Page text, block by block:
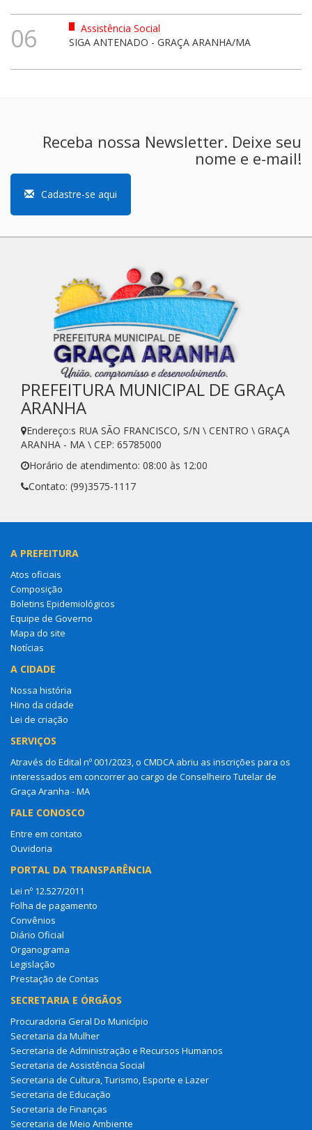
06
Assistência Social
SIGA ANTENADO - GRAÇA ARANHA/MA
Receba nossa Newsletter. Deixe seu
nome e e-mail!
Cadastre-se aqui
PREFEITURA MUNICIPAL DE GRAçA
ARANHA
Endereço:s RUA SÃO FRANCISCO, S/N \ CENTRO \ GRAÇA
ARANHA - MA \ CEP: 65785000
Horário de atendimento: 08:00 às 12:00
Contato: (99)3575-1117
A PREFEITURA
Atos oficiais
Composição
Boletins Epidemiológicos
Equipe de Governo
Mapa do site
Notícias
A CIDADE
Nossa história
Hino da cidade
Lei de criação
SERVIÇOS
Através do Edital nº 001/2023, o CMDCA abriu as inscrições para os
interessados em concorrer ao cargo de Conselheiro Tutelar de
Graça Aranha - MA
FALE CONOSCO
Entre em contato
Ouvidoria
PORTAL DA TRANSPARÊNCIA
Lei nº 12.527/2011
Folha de pagamento
Convênios
Diário Oficial
Organograma
Legislação
Prestação de Contas
SECRETARIA E ÓRGÃOS
Procuradoria Geral Do Município
Secretaria da Mulher
Secretaria de Administração e Recursos Humanos
Secretaria de Assistência Social
Secretaria de Cultura, Turismo, Esporte e Lazer
Secretaria de Educação
Secretaria de Finanças
Secretaria de Meio Ambiente